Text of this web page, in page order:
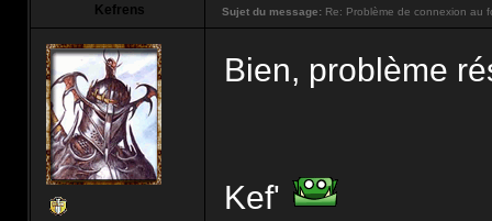
Kefrens Sujet du message: Re: Problème de connexion au
Bien, problème
Kef'